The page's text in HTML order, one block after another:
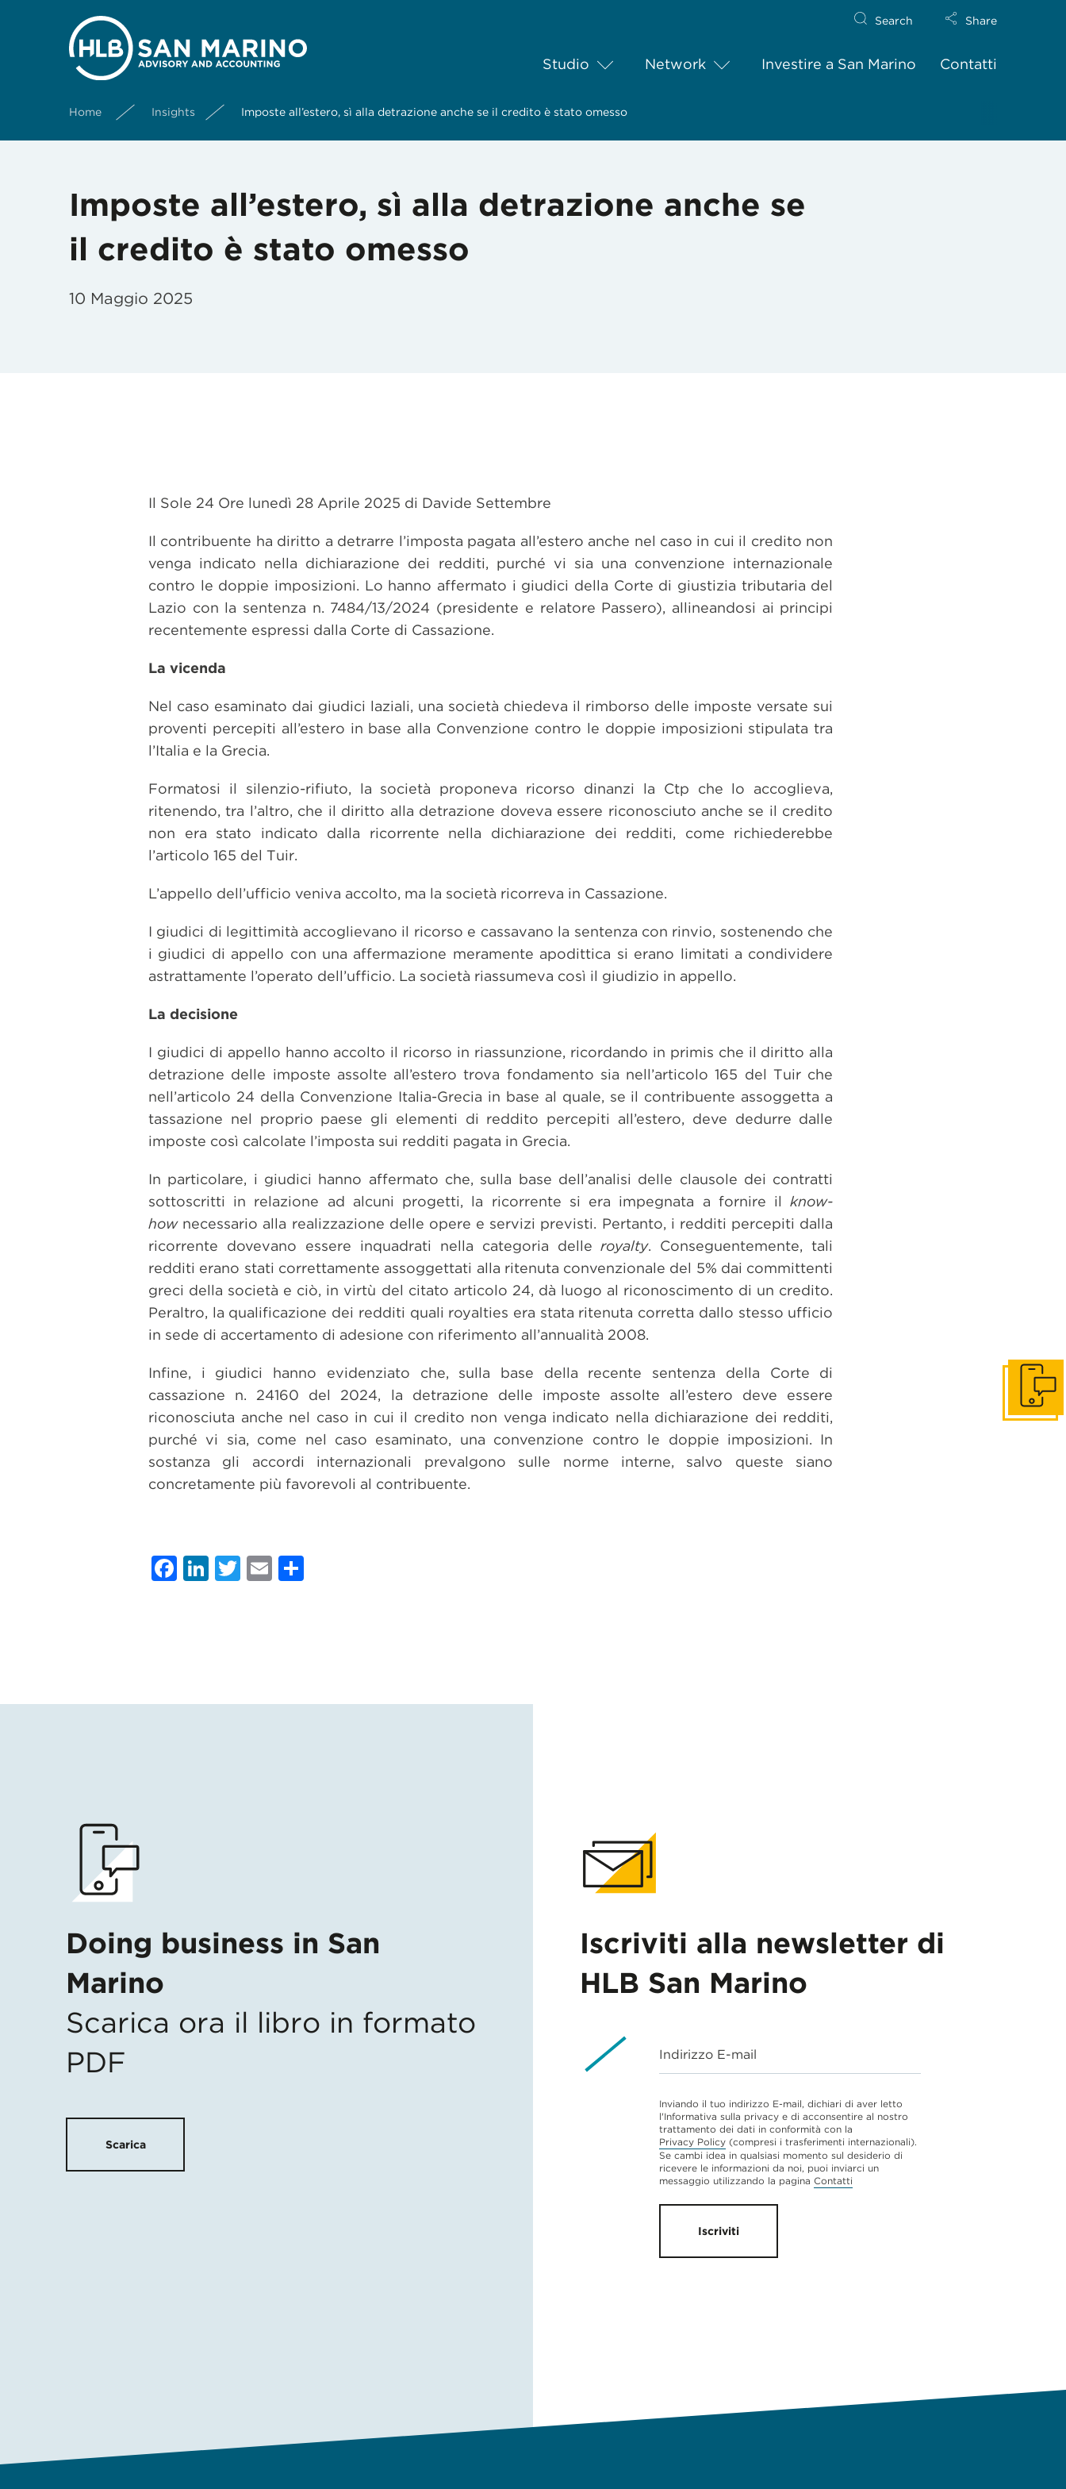
Studio Network Investire a San Marino Contatti
Search Share
Home Insights Imposte all’estero, sì alla detrazione anche se il credito è stato omesso
Imposte all’estero, sì alla detrazione anche se
il credito è stato omesso
10 Maggio 2025
Il Sole 24 Ore lunedì 28 Aprile 2025 di Davide Settembre
Il contribuente ha diritto a detrarre l’imposta pagata all’estero anche nel caso in cui il credito non
venga indicato nella dichiarazione dei redditi, purché vi sia una convenzione internazionale
contro le doppie imposizioni. Lo hanno affermato i giudici della Corte di giustizia tributaria del
Lazio con la sentenza n. 7484/13/2024 (presidente e relatore Passero), allineandosi ai principi
recentemente espressi dalla Corte di Cassazione.
La vicenda
Nel caso esaminato dai giudici laziali, una società chiedeva il rimborso delle imposte versate sui
proventi percepiti all’estero in base alla Convenzione contro le doppie imposizioni stipulata tra
l’Italia e la Grecia.
Formatosi il silenzio-rifiuto, la società proponeva ricorso dinanzi la Ctp che lo accoglieva,
ritenendo, tra l’altro, che il diritto alla detrazione doveva essere riconosciuto anche se il credito
non era stato indicato dalla ricorrente nella dichiarazione dei redditi, come richiederebbe
l’articolo 165 del Tuir.
L’appello dell’ufficio veniva accolto, ma la società ricorreva in Cassazione.
I giudici di legittimità accoglievano il ricorso e cassavano la sentenza con rinvio, sostenendo che
i giudici di appello con una affermazione meramente apodittica si erano limitati a condividere
astrattamente l’operato dell’ufficio. La società riassumeva così il giudizio in appello.
La decisione
I giudici di appello hanno accolto il ricorso in riassunzione, ricordando in primis che il diritto alla
detrazione delle imposte assolte all’estero trova fondamento sia nell’articolo 165 del Tuir che
nell’articolo 24 della Convenzione Italia-Grecia in base al quale, se il contribuente assoggetta a
tassazione nel proprio paese gli elementi di reddito percepiti all’estero, deve dedurre dalle
imposte così calcolate l’imposta sui redditi pagata in Grecia.
In particolare, i giudici hanno affermato che, sulla base dell’analisi delle clausole dei contratti
sottoscritti in relazione ad alcuni progetti, la ricorrente si era impegnata a fornire ilknow-
how necessario alla realizzazione delle opere e servizi previsti. Pertanto, i redditi percepiti dalla
ricorrente dovevano essere inquadrati nella categoria delleroyalty. Conseguentemente, tali
redditi erano stati correttamente assoggettati alla ritenuta convenzionale del 5% dai committenti
greci della società e ciò, in virtù del citato articolo 24, dà luogo al riconoscimento di un credito.
Peraltro, la qualificazione dei redditi quali royalties era stata ritenuta corretta dallo stesso ufficio
in sede di accertamento di adesione con riferimento all’annualità 2008.
Infine, i giudici hanno evidenziato che, sulla base della recente sentenza della Corte di
cassazione n. 24160 del 2024, la detrazione delle imposte assolte all’estero deve essere
riconosciuta anche nel caso in cui il credito non venga indicato nella dichiarazione dei redditi,
purché vi sia, come nel caso esaminato, una convenzione contro le doppie imposizioni. In
sostanza gli accordi internazionali prevalgono sulle norme interne, salvo queste siano
concretamente più favorevoli al contribuente.
Facebook
LinkedIn
Twitter
Email
Doing business in San
Marino
Scarica ora il libro in formato
PDF
Scarica
Iscriviti alla newsletter di
HLB San Marino
Indirizzo E-mail
Inviando il tuo indirizzo E-mail, dichiari di aver letto
l'Informativa sulla privacy e di acconsentire al nostro
trattamento dei dati in conformità con la
Privacy Policy (compresi i trasferimenti internazionali).
Se cambi idea in qualsiasi momento sul desiderio di
ricevere le informazioni da noi, puoi inviarci un
messaggio utilizzando la pagina Contatti
Iscriviti
Get in